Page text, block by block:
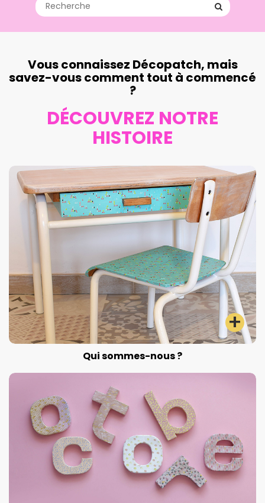
Vous connaissez Décopatch, mais
savez-vous comment tout à commencé
?
DÉCOUVREZ NOTRE
HISTOIRE
Qui sommes-nous ?